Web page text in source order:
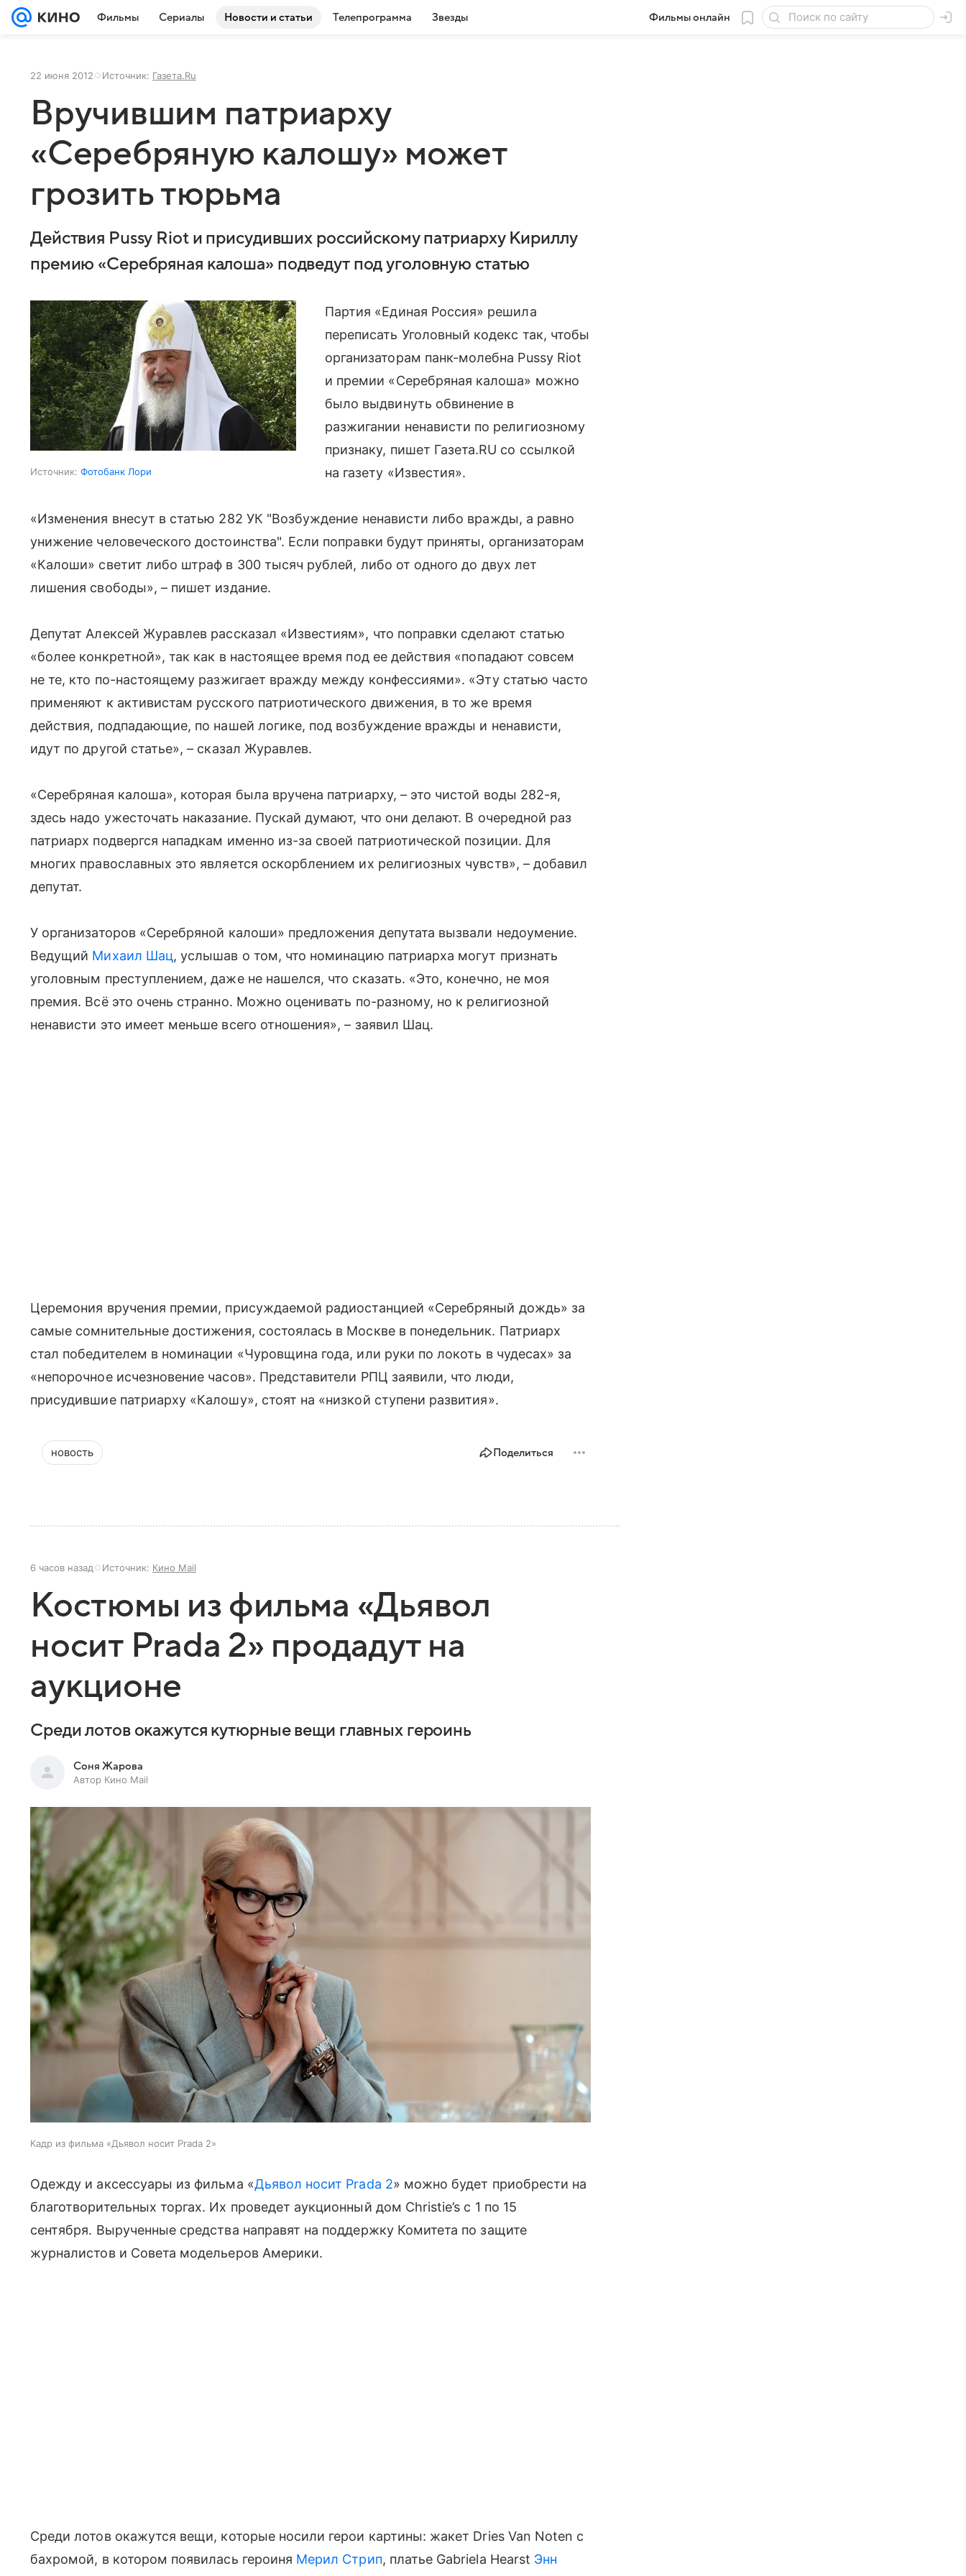
Фильмы Сериалы Новости и статьи Телепрограмма Звезды Фильмы онлайн
22 июня 2012 Источник: Газета.Ru
Вручившим патриарху
«Серебряную калошу» может
грозить тюрьма
Действия Pussy Riot и присудивших российскому патриарху Кириллу
премию «Серебряная калоша» подведут под уголовную статью
Источник: Фотобанк Лори
Партия «Единая Россия» решила
переписать Уголовный кодекс так, чтобы
организаторам панк-молебна Pussy Riot
и премии «Серебряная калоша» можно
было выдвинуть обвинение в
разжигании ненависти по религиозному
признаку, пишет Газета.RU со ссылкой
на газету «Известия».
«Изменения внесут в статью 282 УК "Возбуждение ненависти либо вражды, а равно
унижение человеческого достоинства". Если поправки будут приняты, организаторам
«Калоши» светит либо штраф в 300 тысяч рублей, либо от одного до двух лет
лишения свободы», – пишет издание.
Депутат Алексей Журавлев рассказал «Известиям», что поправки сделают статью
«более конкретной», так как в настоящее время под ее действия «попадают совсем
не те, кто по-настоящему разжигает вражду между конфессиями». «Эту статью часто
применяют к активистам русского патриотического движения, в то же время
действия, подпадающие, по нашей логике, под возбуждение вражды и ненависти,
идут по другой статье», – сказал Журавлев.
«Серебряная калоша», которая была вручена патриарху, – это чистой воды 282-я,
здесь надо ужесточать наказание. Пускай думают, что они делают. В очередной раз
патриарх подвергся нападкам именно из-за своей патриотической позиции. Для
многих православных это является оскорблением их религиозных чувств», – добавил
депутат.
У организаторов «Серебряной калоши» предложения депутата вызвали недоумение.
Ведущий Михаил Шац, услышав о том, что номинацию патриарха могут признать
уголовным преступлением, даже не нашелся, что сказать. «Это, конечно, не моя
премия. Всё это очень странно. Можно оценивать по-разному, но к религиозной
ненависти это имеет меньше всего отношения», – заявил Шац.
Церемония вручения премии, присуждаемой радиостанцией «Серебряный дождь» за
самые сомнительные достижения, состоялась в Москве в понедельник. Патриарх
стал победителем в номинации «Чуровщина года, или руки по локоть в чудесах» за
«непорочное исчезновение часов». Представители РПЦ заявили, что люди,
присудившие патриарху «Калошу», стоят на «низкой ступени развития».
новость Поделиться
6 часов назад Источник: Кино Mail
Костюмы из фильма «Дьявол
носит Prada 2» продадут на
аукционе
Среди лотов окажутся кутюрные вещи главных героинь
Соня Жарова
Автор Кино Mail
Кадр из фильма «Дьявол носит Prada 2»
Одежду и аксессуары из фильма «Дьявол носит Prada 2» можно будет приобрести на
благотворительных торгах. Их проведет аукционный дом Christie’s с 1 по 15
сентября. Вырученные средства направят на поддержку Комитета по защите
журналистов и Совета модельеров Америки.
Среди лотов окажутся вещи, которые носили герои картины: жакет Dries Van Noten с
бахромой, в котором появилась героиня Мерил Стрип, платье Gabriela Hearst Энн